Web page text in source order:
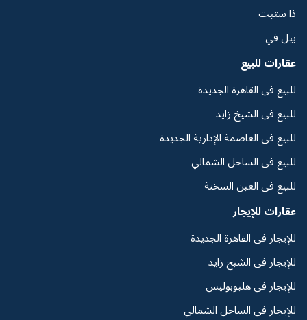
ذا ستيت
بيل في
عقارات للبيع
للبيع فى القاهرة الجديدة
للبيع فى الشيخ زايد
للبيع فى العاصمة الإدارية الجديدة
للبيع فى الساحل الشمالي
للبيع فى العين السخنة
عقارات للإيجار
للإيجار فى القاهرة الجديدة
للإيجار فى الشيخ زايد
للإيجار فى هليوبوليس
للإيجار فى الساحل الشمالي